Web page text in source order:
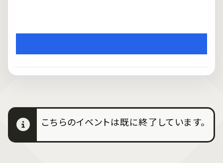
こちらのイベントは既に終了しています。